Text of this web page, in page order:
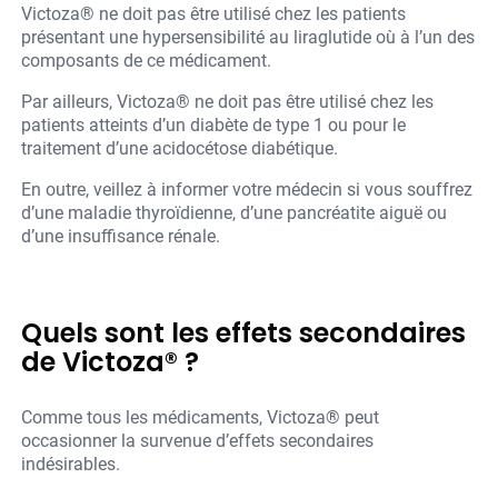
Victoza® ne doit pas être utilisé chez les patients
présentant une hypersensibilité au liraglutide où à l’un des
composants de ce médicament.
Par ailleurs, Victoza® ne doit pas être utilisé chez les
patients atteints d’un diabète de type 1 ou pour le
traitement d’une acidocétose diabétique.
En outre, veillez à informer votre médecin si vous souffrez
d’une maladie thyroïdienne, d’une pancréatite aiguë ou
d’une insuffisance rénale.
Quels sont les effets secondaires
de Victoza® ?
Comme tous les médicaments, Victoza® peut
occasionner la survenue d’effets secondaires
indésirables.